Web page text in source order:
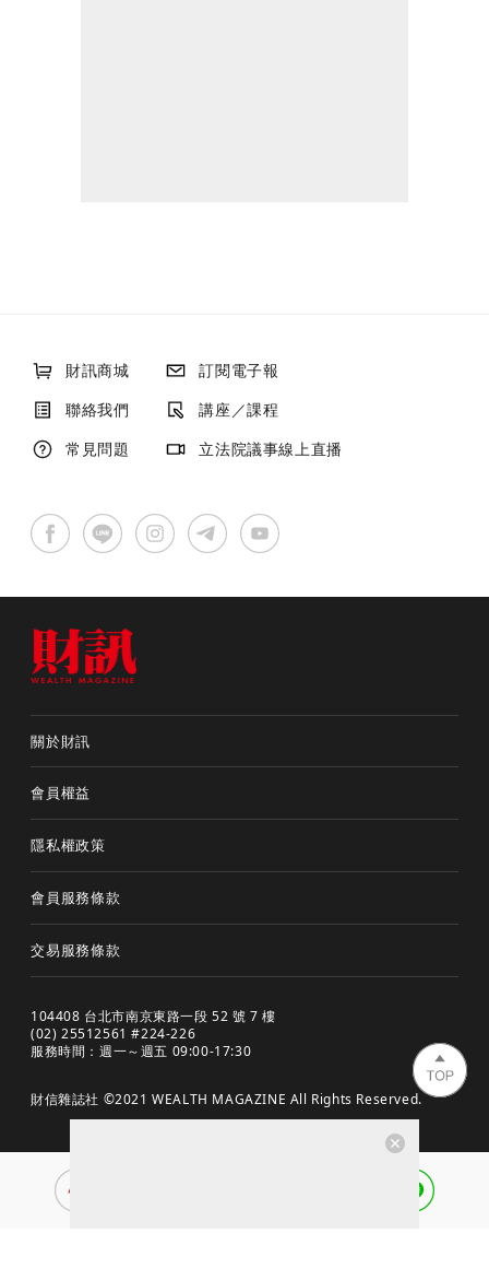
財訊商城
訂閱電子報
聯絡我們
講座／課程
常見問題
立法院議事線上直播
關於財訊
會員權益
隱私權政策
會員服務條款
交易服務條款
104408 台北市南京東路一段 52 號 7 樓
(02) 25512561 #224-226
服務時間：週一～週五 09:00-17:30
財信雜誌社 ©2021 WEALTH MAGAZINE All Rights Reserved.